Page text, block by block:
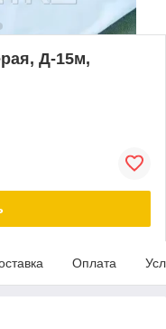
Д-15м,
Оплата